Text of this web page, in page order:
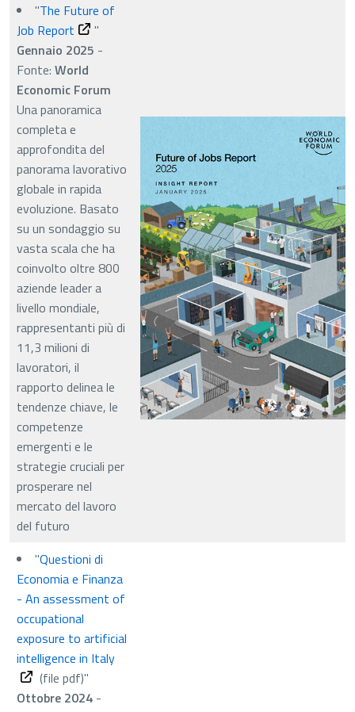
"The Future of
Job Report
"
Gennaio 2025 -
Fonte: World
Economic Forum
Una panoramica
completa e
approfondita del
panorama lavorativo
globale in rapida
evoluzione. Basato
su un sondaggio su
vasta scala che ha
coinvolto oltre 800
aziende leader a
livello mondiale,
rappresentanti più di
11,3 milioni di
lavoratori, il
rapporto delinea le
tendenze chiave, le
competenze
emergenti e le
strategie cruciali per
prosperare nel
mercato del lavoro
del futuro
"Questioni di
Economia e Finanza
- An assessment of
occupational
exposure to artificial
intelligence in Italy
(file pdf)"
Ottobre 2024 -